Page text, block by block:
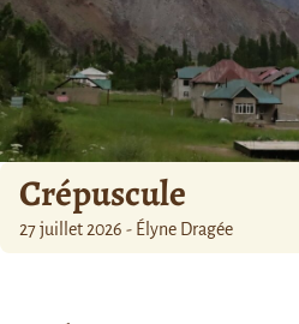
Crépuscule
27 juillet 2026 - Élyne Dragée